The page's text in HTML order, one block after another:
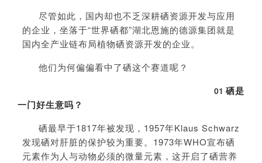
尽管如此，国内却也不乏深耕硒资源开发与应用
的企业，坐落于“世界硒都”湖北恩施的德源集团就是
国内全产业链布局植物硒资源开发的企业。
他们为何偏偏看中了硒这个赛道呢？
01 硒是
一门好生意吗？
硒最早于1817年被发现，1957年Klaus Schwarz
发现硒对肝脏的保护较为重要。1973年WHO宣布硒
元素作为人与动物必须的微量元素，这开启了硒营养